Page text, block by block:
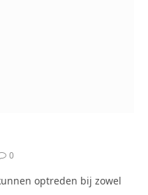
0
optreden bij zowel